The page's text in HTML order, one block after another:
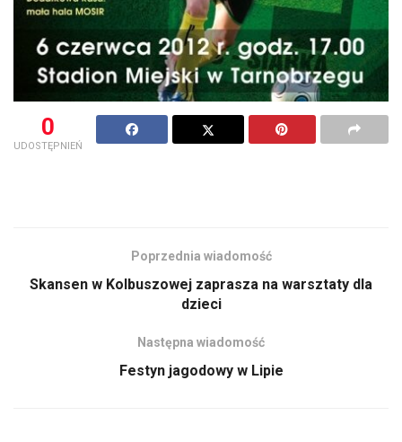
0
UDOSTĘPNIEŃ
Poprzednia wiadomość
Skansen w Kolbuszowej zaprasza na warsztaty dla
dzieci
Następna wiadomość
Festyn jagodowy w Lipie